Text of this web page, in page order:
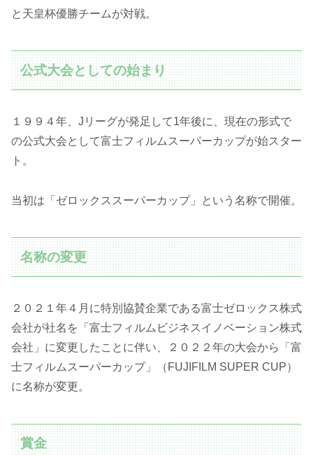
と天皇杯優勝チームが対戦。
公式大会としての始まり
１９９４年、Jリーグが発足して1年後に、現在の形式で
の公式大会として富士フィルムスーパーカップが始スター
ト。
当初は「ゼロックススーパーカップ」という名称で開催。
名称の変更
２０２１年４月に特別協賛企業である富士ゼロックス株式
会社が社名を「富士フィルムビジネスイノベーション株式
会社」に変更したことに伴い、２０２２年の大会から「富
士フィルムスーパーカップ」（FUJIFILM SUPER CUP）
に名称が変更。
賞金